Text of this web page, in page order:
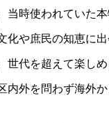
当時使われていた
化や庶民の知恵に
世代を超えて楽し
内外を問わず海外